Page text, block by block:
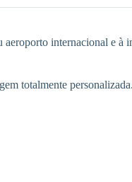
internacional e à
totalmente personalizada.